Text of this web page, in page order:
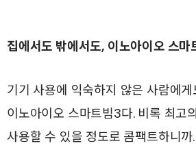
집에서도 밖에서도, 이노아이오 스마
기기 사용에 익숙하지 않은 사람에
이노아이오 스마트빔3다. 비록 최고
사용할 수 있을 정도로 콤팩트하니